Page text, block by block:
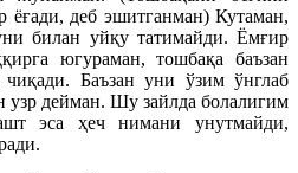
ёғади, деб эшитганман) Кутаман,
билан уйқу татимайди. Ёмғир
югураман, тошбақа баъзан
Баъзан уни ўзим ўнглаб
узр дейман. Шу зайлда болалигим
эса ҳеч нимани унутмайди,